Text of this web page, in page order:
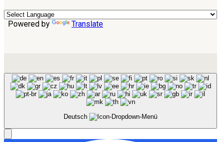
Powered by Translate
Deutsch